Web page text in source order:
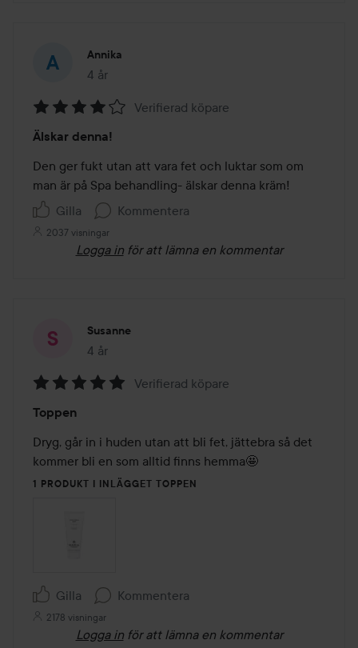
Annika
4 år
Inlägget skapades 4 år
4
av
5
Verifierad köpare
Älskar denna!
Den ger fukt utan att vara fet och luktar som om
man är på Spa behandling- älskar denna kräm!
Gilla
Kommentera
2037 visningar
Logga in för att lämna en kommentar
Susanne
4 år
Inlägget skapades 4 år
5
av
5
Verifierad köpare
Toppen
Dryg, går in i huden utan att bli fet, jättebra så det
kommer bli en som alltid finns hemma🤩
1 PRODUKT I INLÄGGET TOPPEN
Gilla Kommentera
2178 visningar
Logga in för att lämna en kommentar